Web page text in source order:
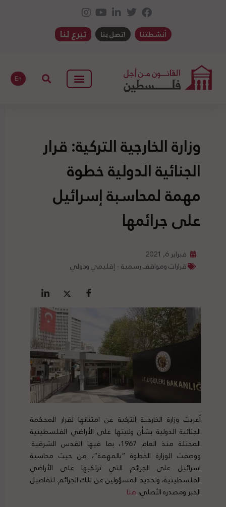
أنشطتنا اتصل بنا تبرع لنا
En
وزارة الخارجية التركية: قرار
الجنائية الدولية خطوة
مهمة لمحاسبة إسرائيل
على جرائمها
فبراير 6, 2021
قرارات ومواقف رسمية - إقليمي ودولي
أعربت وزارة الخارجية التركية عن امتنانها لقرار المحكمة
الجنائية الدولية بشأن ولايتها على الأراضي الفلسطينية
المحتلة منذ العام 1967، بما فيها القدس الشرقية.
ووصفت الوزارة الخطوة “بالمهمة”، من حيث محاسبة
اسرائيل على الجرائم التي ترتكبها على الأراضي
الفلسطينية، وتحديد المسؤولين عن تلك الجرائم. لتفاصيل
الخبر ومصدره الأصلي،هنا